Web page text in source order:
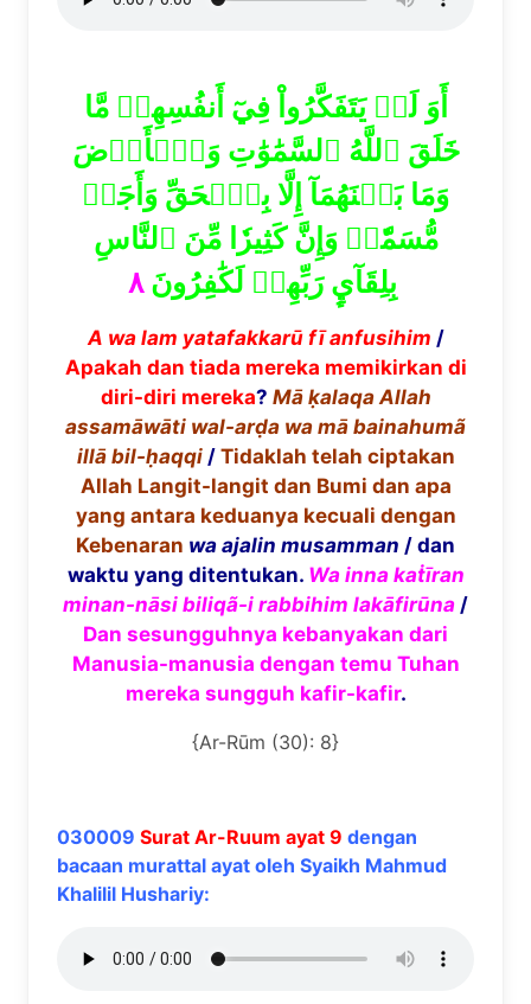
أَوَ لَمۡ يَتَفَكَّرُواْ فِيٓ أَنفُسِهِمۗ مَّا
خَلَقَ ٱللَّهُ ٱلسَّمَٰوَٰتِ وَٱلۡأَرۡضَ
وَمَا بَيۡنَهُمَآ إِلَّا بِٱلۡحَقِّ وَأَجَلٖ
مُّسَمّٗىۗ وَإِنَّ كَثِيرٗا مِّنَ ٱلنَّاسِ
بِلِقَآيِٕ رَبِّهِمۡ لَكَٰفِرُونَ٨
A wa lam yatafakkarūfīanfusihim /
Apakah dan tiada mereka memikirkan di
diri-diri mereka? Mā ḳalaqa Allah
assamāwāti wal-arḍa wa mā bainahumã
illābil-ḥaqqi/ Tidaklah telah ciptakan
Allah Langit-langit dan Bumi dan apa
yang antara keduanya kecuali dengan
Kebenaran wa ajalin musamman / dan
waktu yang ditentukan. Wa inna kaṫīran
minan-nāsi biliqã-i rabbihim lakāfirūna /
Dan sesungguhnya kebanyakan dari
Manusia-manusia dengan temu Tuhan
mereka sungguh kafir-kafir.
{Ar-Rūm (30): 8}
030009 Surat Ar-Ruum ayat 9 dengan
bacaan murattal ayat oleh Syaikh Mahmud
Khalilil Hushariy: